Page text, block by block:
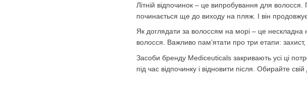
Літній відпочинок – це випробування для
починається ще до виходу на пляж. І він
Як доглядати за волоссям на морі – це нескладна
волосся. Важливо пам’ятати про три етапи:
Засоби бренду Mediceuticals закривають усі ці
під час відпочинку і відновити після. Обирайте